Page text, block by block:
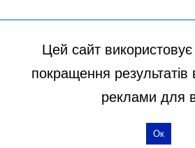
Цей сайт
покращення результатів
реклами для
Ок